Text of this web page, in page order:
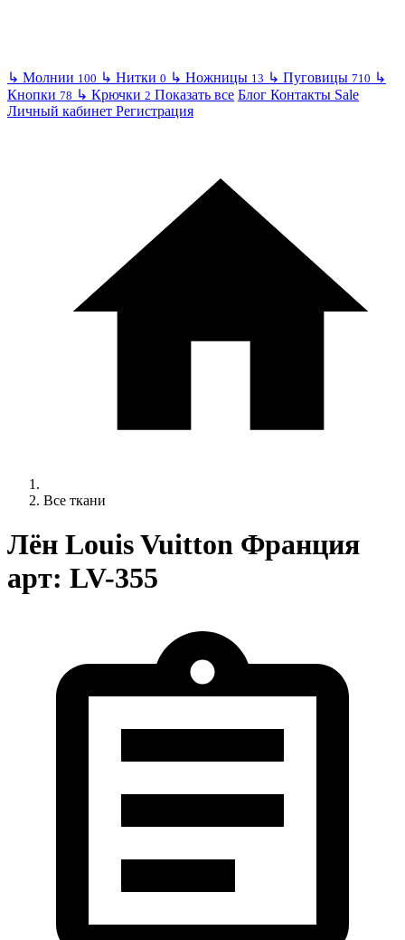
↳ Молнии 100 ↳ Нитки 0 ↳ Ножницы 13 ↳ Пуговицы 710 ↳
Кнопки 78 ↳ Крючки 2 Показать все Блог Контакты Sale
Личный кабинет Регистрация
Все ткани
Лён Louis Vuitton Франция
арт: LV-355